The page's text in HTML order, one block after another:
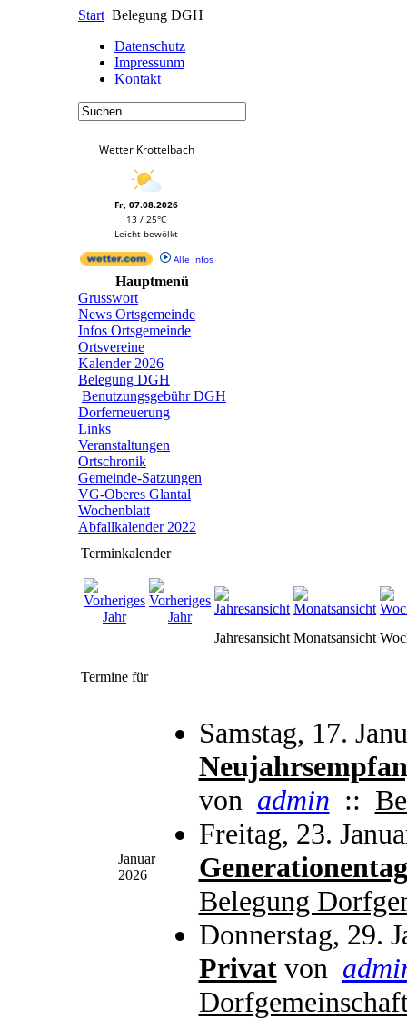
Start Belegung DGH
Datenschutz
Impressunm
Kontakt
Wetter Krottelbach
Fr, 07.08.2026
13 / 25°C
Leicht bewölkt
Alle Infos
Hauptmenü
Grusswort
News Ortsgemeinde
Infos Ortsgemeinde
Ortsvereine
Kalender 2026
Belegung DGH
Benutzungsgebühr DGH
Dorferneuerung
Links
Veranstaltungen
Ortschronik
Gemeinde-Satzungen
VG-Oberes Glantal
Wochenblatt
Abfallkalender 2022
Terminkalender
Jahresansicht Monatsansicht
Termine für
Januar
2026
Samstag, 17.
von admin ::
Freitag, 23.
Belegung
Donnerstag, 29.
Privatvon